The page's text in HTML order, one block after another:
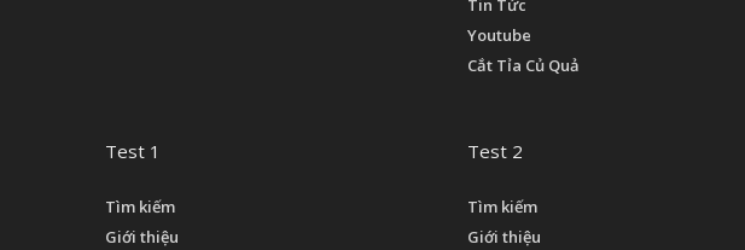
Tin Tức
Youtube
Cắt Tỉa Củ Quả
Test 1
Tìm kiếm
Giới thiệu
Test 2
Tìm kiếm
Giới thiệu